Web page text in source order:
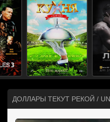
ДОЛЛАРЫ ТЕКУТ РЕКОЙ /